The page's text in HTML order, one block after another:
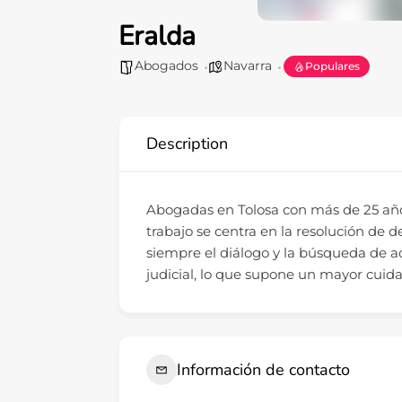
Eralda
Abogados Navarra Populares
Description
Abogadas en Tolosa con más de 25
trabajo se centra en la resolución de
siempre el diálogo y la búsqueda de
judicial, lo que supone un mayor
Información de contacto